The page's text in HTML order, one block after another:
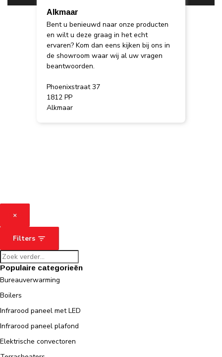
Alkmaar
Bent u benieuwd naar onze producten
en wilt u deze graag in het echt
ervaren? Kom dan eens kijken bij ons in
de showroom waar wij al uw vragen
beantwoorden.
Phoenixstraat 37
1812 PP
Alkmaar
×
Filters
Populaire categorieën
Bureauverwarming
Boilers
Infrarood paneel met LED
Infrarood paneel plafond
Elektrische convectoren